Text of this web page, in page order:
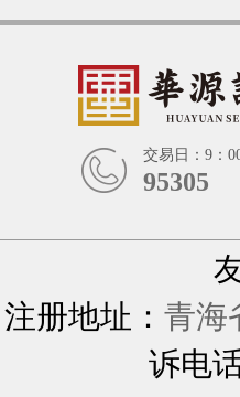
交易日：9：
95305
注册地址： 青海
诉电